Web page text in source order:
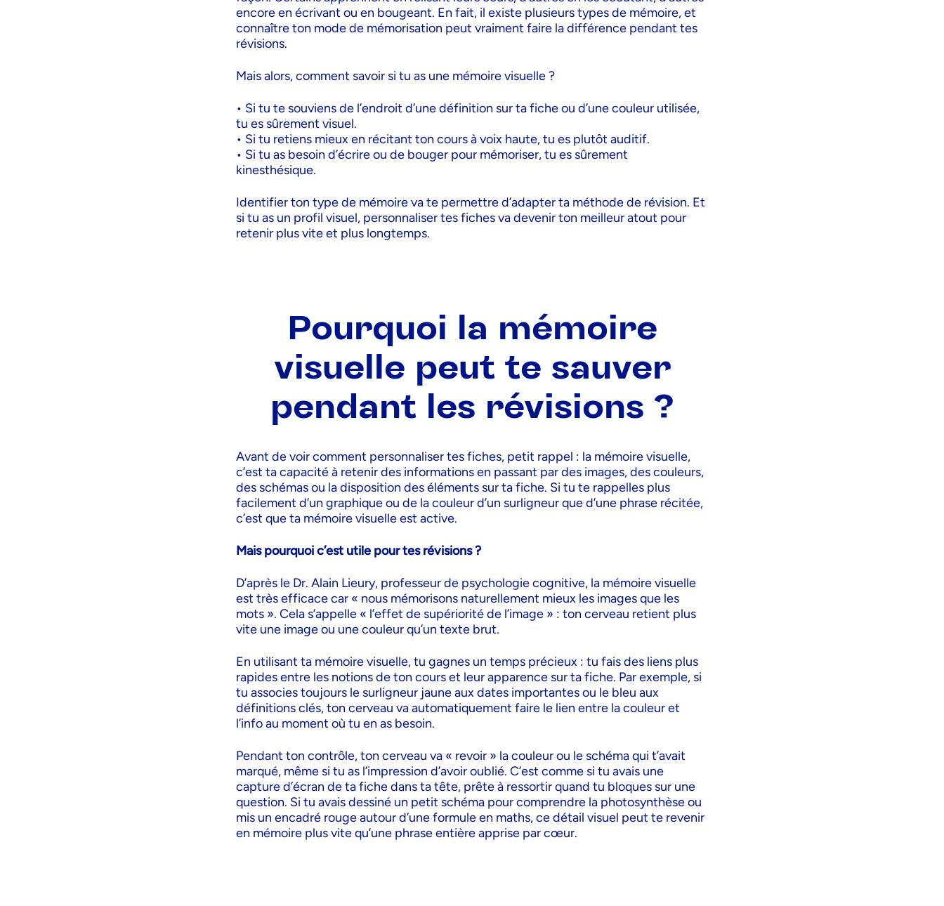
encore en écrivant ou en bougeant. En fait, il existe plusieurs types de mémoire, et
connaître ton mode de mémorisation peut vraiment faire la différence pendant tes
révisions.
Mais alors, comment savoir si tu as une mémoire visuelle ?
• Si tu te souviens de l’endroit d’une définition sur ta fiche ou d’une couleur utilisée,
tu es sûrement visuel.
• Si tu retiens mieux en récitant ton cours à voix haute, tu es plutôt auditif.
• Si tu as besoin d’écrire ou de bouger pour mémoriser, tu es sûrement
kinesthésique.
Identifier ton type de mémoire va te permettre d’adapter ta méthode de révision. Et
si tu as un profil visuel, personnaliser tes fiches va devenir ton meilleur atout pour
retenir plus vite et plus longtemps.
Pourquoi la mémoire
visuelle peut te sauver
pendant les révisions ?
Avant de voir comment personnaliser tes fiches, petit rappel : la mémoire visuelle,
c’est ta capacité à retenir des informations en passant par des images, des couleurs,
des schémas ou la disposition des éléments sur ta fiche. Si tu te rappelles plus
facilement d’un graphique ou de la couleur d’un surligneur que d’une phrase récitée,
c’est que ta mémoire visuelle est active.
Mais pourquoi c’est utile pour tes révisions ?
D’après le Dr. Alain Lieury, professeur de psychologie cognitive, la mémoire visuelle
est très efficace car « nous mémorisons naturellement mieux les images que les
mots ». Cela s’appelle « l’effet de supériorité de l’image » : ton cerveau retient plus
vite une image ou une couleur qu’un texte brut.
En utilisant ta mémoire visuelle, tu gagnes un temps précieux : tu fais des liens plus
rapides entre les notions de ton cours et leur apparence sur ta fiche. Par exemple, si
tu associes toujours le surligneur jaune aux dates importantes ou le bleu aux
définitions clés, ton cerveau va automatiquement faire le lien entre la couleur et
l’info au moment où tu en as besoin.
Pendant ton contrôle, ton cerveau va « revoir » la couleur ou le schéma qui t’avait
marqué, même si tu as l’impression d’avoir oublié. C’est comme si tu avais une
capture d’écran de ta fiche dans ta tête, prête à ressortir quand tu bloques sur une
question. Si tu avais dessiné un petit schéma pour comprendre la photosynthèse ou
mis un encadré rouge autour d’une formule en maths, ce détail visuel peut te revenir
en mémoire plus vite qu’une phrase entière apprise par cœur.